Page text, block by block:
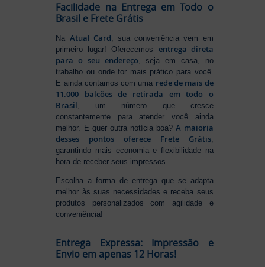
Facilidade na Entrega em Todo o
Brasil e Frete Grátis
Na Atual Card, sua conveniência vem em
primeiro lugar! Oferecemos entrega direta
para o seu endereço, seja em casa, no
trabalho ou onde for mais prático para você.
E ainda contamos com uma rede de mais de
11.000 balcões de retirada em todo o
Brasil, um número que cresce
constantemente para atender você ainda
melhor. E quer outra notícia boa?A maioria
desses pontos oferece Frete Grátis,
garantindo mais economia e flexibilidade na
hora de receber seus impressos.
Escolha a forma de entrega que se adapta
melhor às suas necessidades e receba seus
produtos personalizados com agilidade e
conveniência!
Entrega Expressa: Impressão e
Envio em apenas 12 Horas!